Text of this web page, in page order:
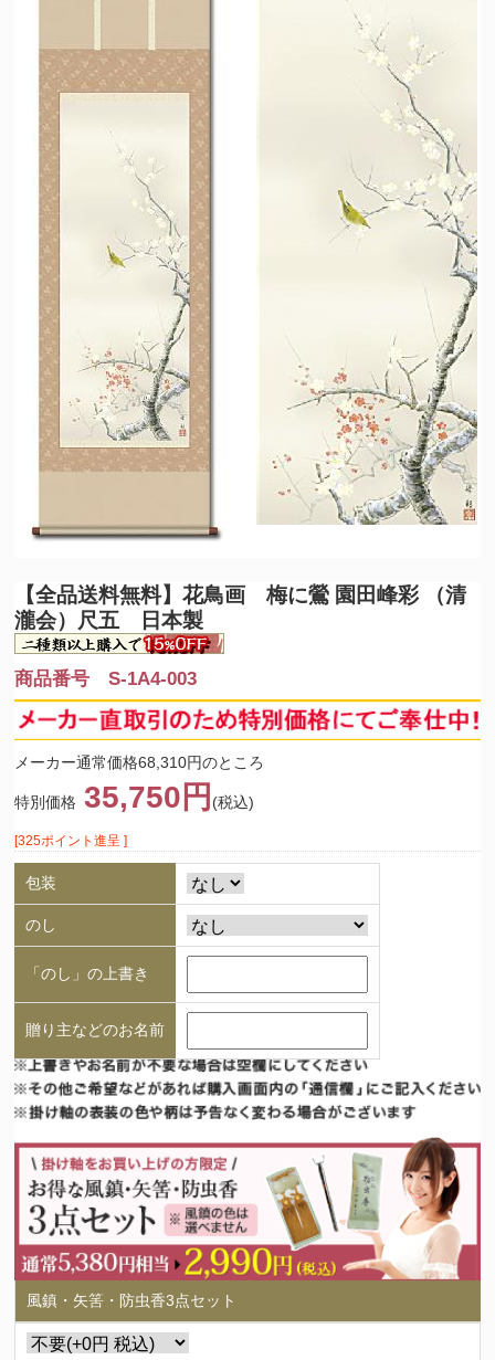
【全品送料無料】花鳥画 梅に鶯 園田峰彩 （清
瀧会）尺五 日本製
商品番号 S-1A4-003
メーカー通常価格68,310円のところ
特別価格 35,750円 (税込)
[325ポイント進呈 ]
包装
のし
「のし」の上書き
贈り主などのお名前
風鎮・矢筈・防虫香3点セット